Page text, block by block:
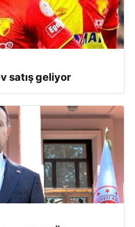
satış geliyor